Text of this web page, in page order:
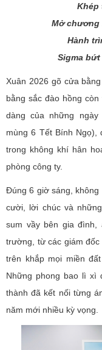
Khép
Mở chương
Hành
Sigma
Xuân 2026 gõ cửa
bằng sắc đào hồng
dàng của những
mùng 6 Tết Bính Ngọ),
trong không khí hân
phòng công ty.
Đúng 6 giờ sáng,
cười, lời chúc và
sum vầy bên gia đình,
trường, từ các giám
trên khắp mọi miền
Những phong bao lì xì
thành đã kết nối từng
năm mới nhiều kỳ vọng.